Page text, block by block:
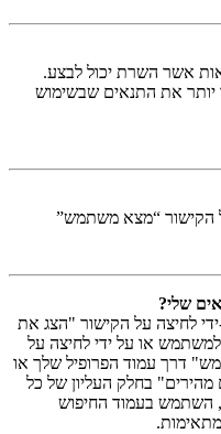
אשר השרת יכול לבצע.
את התנאים שבשימוש
הקישור “מצא משתמש”
שלי?
לחיצה על הקישור "הצג את
או על ידי לחיצה על
דרך עמוד הפרופיל שלך או
מהירים" בחלק העליון של כל
השתמש בעמוד החיפוש